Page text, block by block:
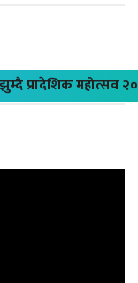
प्रादेशिक महोत्सव